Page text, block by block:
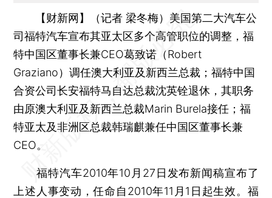
【财新网】（记者 梁冬梅） 美国第二大汽车公
司福特汽车宣布其亚太区多个高管职位的调整，福
特中国区董事长兼CEO葛致诺（Robert
Graziano）调任澳大利亚及新西兰总裁；福特中国
合资公司长安福特马自达总裁沈英铨退休，其职务
由原澳大利亚及新西兰总裁Marin Burela接任；福
特亚太及非洲区总裁韩瑞麒兼任中国区董事长兼
CEO。
福特汽车2010年10月27日发布新闻稿宣布了
上述人事变动，任命自2010年11月1日起生效。福